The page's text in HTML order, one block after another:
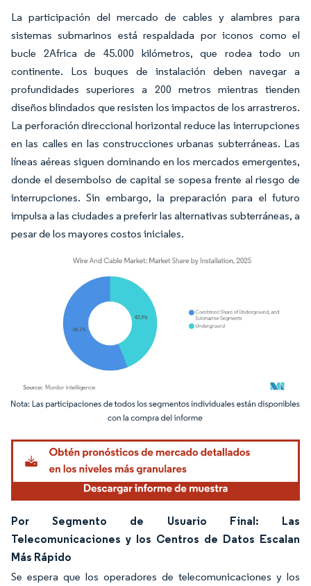
La participación del mercado de cables y alambres para
sistemas submarinos está respaldada por iconos como el
bucle 2Africa de 45.000 kilómetros, que rodea todo un
continente. Los buques de instalación deben navegar a
profundidades superiores a 200 metros mientras tienden
diseños blindados que resisten los impactos de los arrastreros.
La perforación direccional horizontal reduce las interrupciones
en las calles en las construcciones urbanas subterráneas. Las
líneas aéreas siguen dominando en los mercados emergentes,
donde el desembolso de capital se sopesa frente al riesgo de
interrupciones. Sin embargo, la preparación para el futuro
impulsa a las ciudades a preferir las alternativas subterráneas, a
pesar de los mayores costos iniciales.
Imagen © Mordor Intelligence. El uso requiere atribución según CC BY 4.0.
Por Segmento de Usuario Final: Las
Telecomunicaciones y los Centros de Datos Escalan
Más Rápido
Se espera que los operadores de telecomunicaciones y los